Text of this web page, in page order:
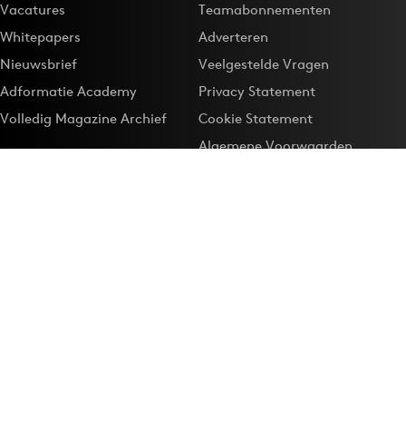
Vacatures
Whitepapers
Nieuwsbrief
Adformatie Academy
Volledig Magazine Archief
Teamabonnementen
Adverteren
Veelgestelde Vragen
Privacy Statement
Cookie Statement
Algemene Voorwaarden